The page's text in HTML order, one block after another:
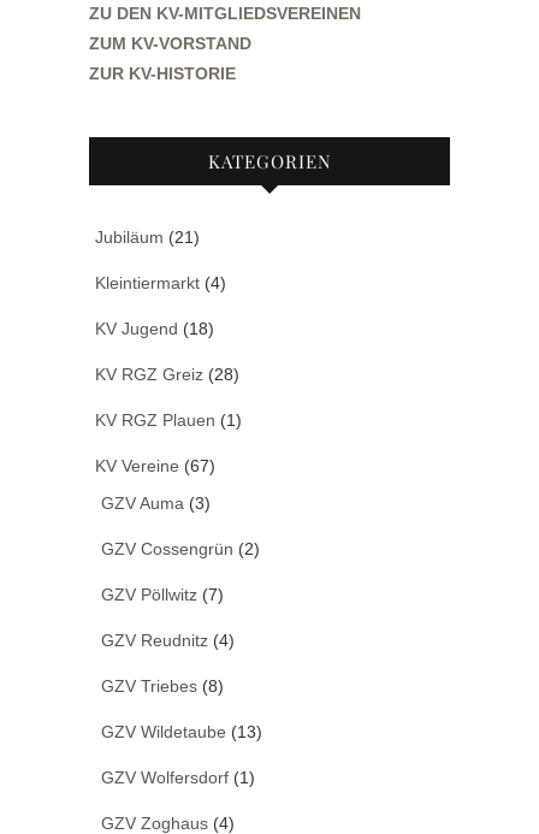
ZU DEN KV-MITGLIEDSVEREINEN
ZUM KV-VORSTAND
ZUR KV-HISTORIE
KATEGORIEN
Jubiläum (21)
Kleintiermarkt (4)
KV Jugend (18)
KV RGZ Greiz (28)
KV RGZ Plauen (1)
KV Vereine (67)
GZV Auma (3)
GZV Cossengrün (2)
GZV Pöllwitz (7)
GZV Reudnitz (4)
GZV Triebes (8)
GZV Wildetaube (13)
GZV Wolfersdorf (1)
GZV Zoghaus (4)